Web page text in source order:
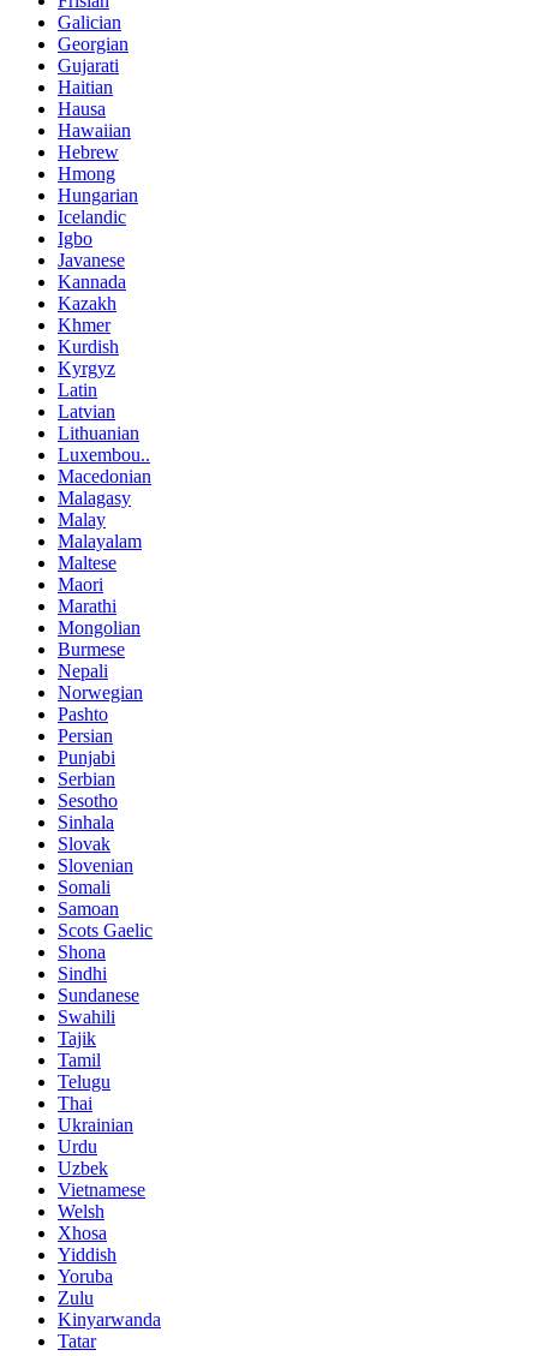
Galician
Georgian
Gujarati
Haitian
Hausa
Hawaiian
Hebrew
Hmong
Hungarian
Icelandic
Igbo
Javanese
Kannada
Kazakh
Khmer
Kurdish
Kyrgyz
Latin
Latvian
Lithuanian
Luxembou..
Macedonian
Malagasy
Malay
Malayalam
Maltese
Maori
Marathi
Mongolian
Burmese
Nepali
Norwegian
Pashto
Persian
Punjabi
Serbian
Sesotho
Sinhala
Slovak
Slovenian
Somali
Samoan
Scots Gaelic
Shona
Sindhi
Sundanese
Swahili
Tajik
Tamil
Telugu
Thai
Ukrainian
Urdu
Uzbek
Vietnamese
Welsh
Xhosa
Yiddish
Yoruba
Zulu
Kinyarwanda
Tatar